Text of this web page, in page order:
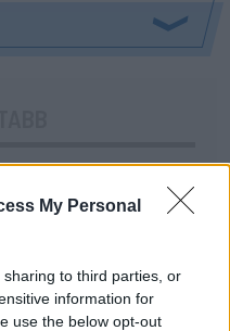
My Personal
to third parties, or
information for
use the below opt-out
segíthet a nehéz
mögé